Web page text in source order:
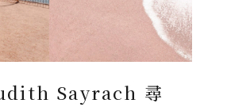
Sayrach 尋